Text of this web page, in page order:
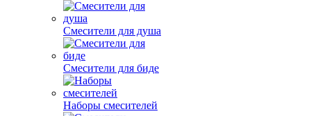
Смесители для душа
Смесители для биде
Наборы смесителей